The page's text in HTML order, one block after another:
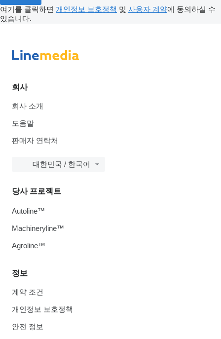
여기를 클릭하면 개인정보 보호정책 및 사용자 계약에 동의하실 수
있습니다.
회사
회사 소개
도움말
판매자 연락처
대한민국 / 한국어
정보
계약 조건
개인정보 보호정책
안전 정보
당사 프로젝트
Autoline™
Machineryline™
Agroline™